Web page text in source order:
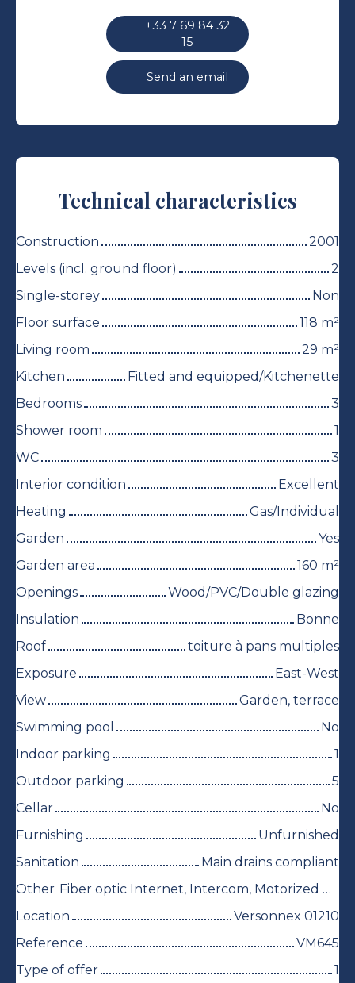
+33 7 69 84 32
15
Send an email
Technical characteristics
Construction
2001
Levels (incl. ground floor)
2
Single-storey
Non
Floor surface
118 m²
Living room
29 m²
Kitchen
Fitted and equipped/Kitchenette
Bedrooms
3
Shower room
1
WC
3
Interior condition
Excellent
Heating
Gas/Individual
Garden
Yes
Garden area
160 m²
Openings
Wood/PVC/Double glazing
Insulation
Bonne
Roof
toiture à pans multiples
Exposure
East-West
View
Garden, terrace
Swimming pool
No
Indoor parking
1
Outdoor parking
5
Cellar
No
Furnishing
Unfurnished
Sanitation
Main drains compliant
Other
Fiber optic Internet, Intercom, Motorized gate, Electric shutters
Location
Versonnex 01210
Reference
VM645
Type of offer
1